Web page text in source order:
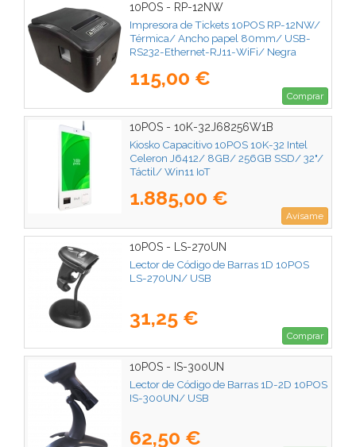
10POS - RP-12NW
Impresora de Tickets 10POS RP-12NW/
Térmica/ Ancho papel 80mm/ USB-
RS232-Ethernet-RJ11-WiFi/ Negra
115,00 €
Comprar
10POS - 10K-32J68256W1B
Kiosko Capacitivo 10POS 10K-32 Intel
Celeron J6412/ 8GB/ 256GB SSD/ 32"/
Táctil/ Win11 IoT
1.885,00 €
Avísame
10POS - LS-270UN
Lector de Código de Barras 1D 10POS
LS-270UN/ USB
31,25 €
Comprar
10POS - IS-300UN
Lector de Código de Barras 1D-2D 10POS
IS-300UN/ USB
62,50 €